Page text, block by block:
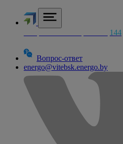
144
Вопрос-ответ
energo@vitebsk.energo.by